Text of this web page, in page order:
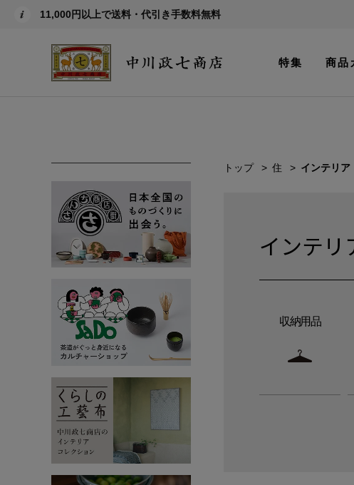
11,000円以上で送料・代引き手数料無料
特集 商品
トップ 住 インテリア
インテリ
収納用品